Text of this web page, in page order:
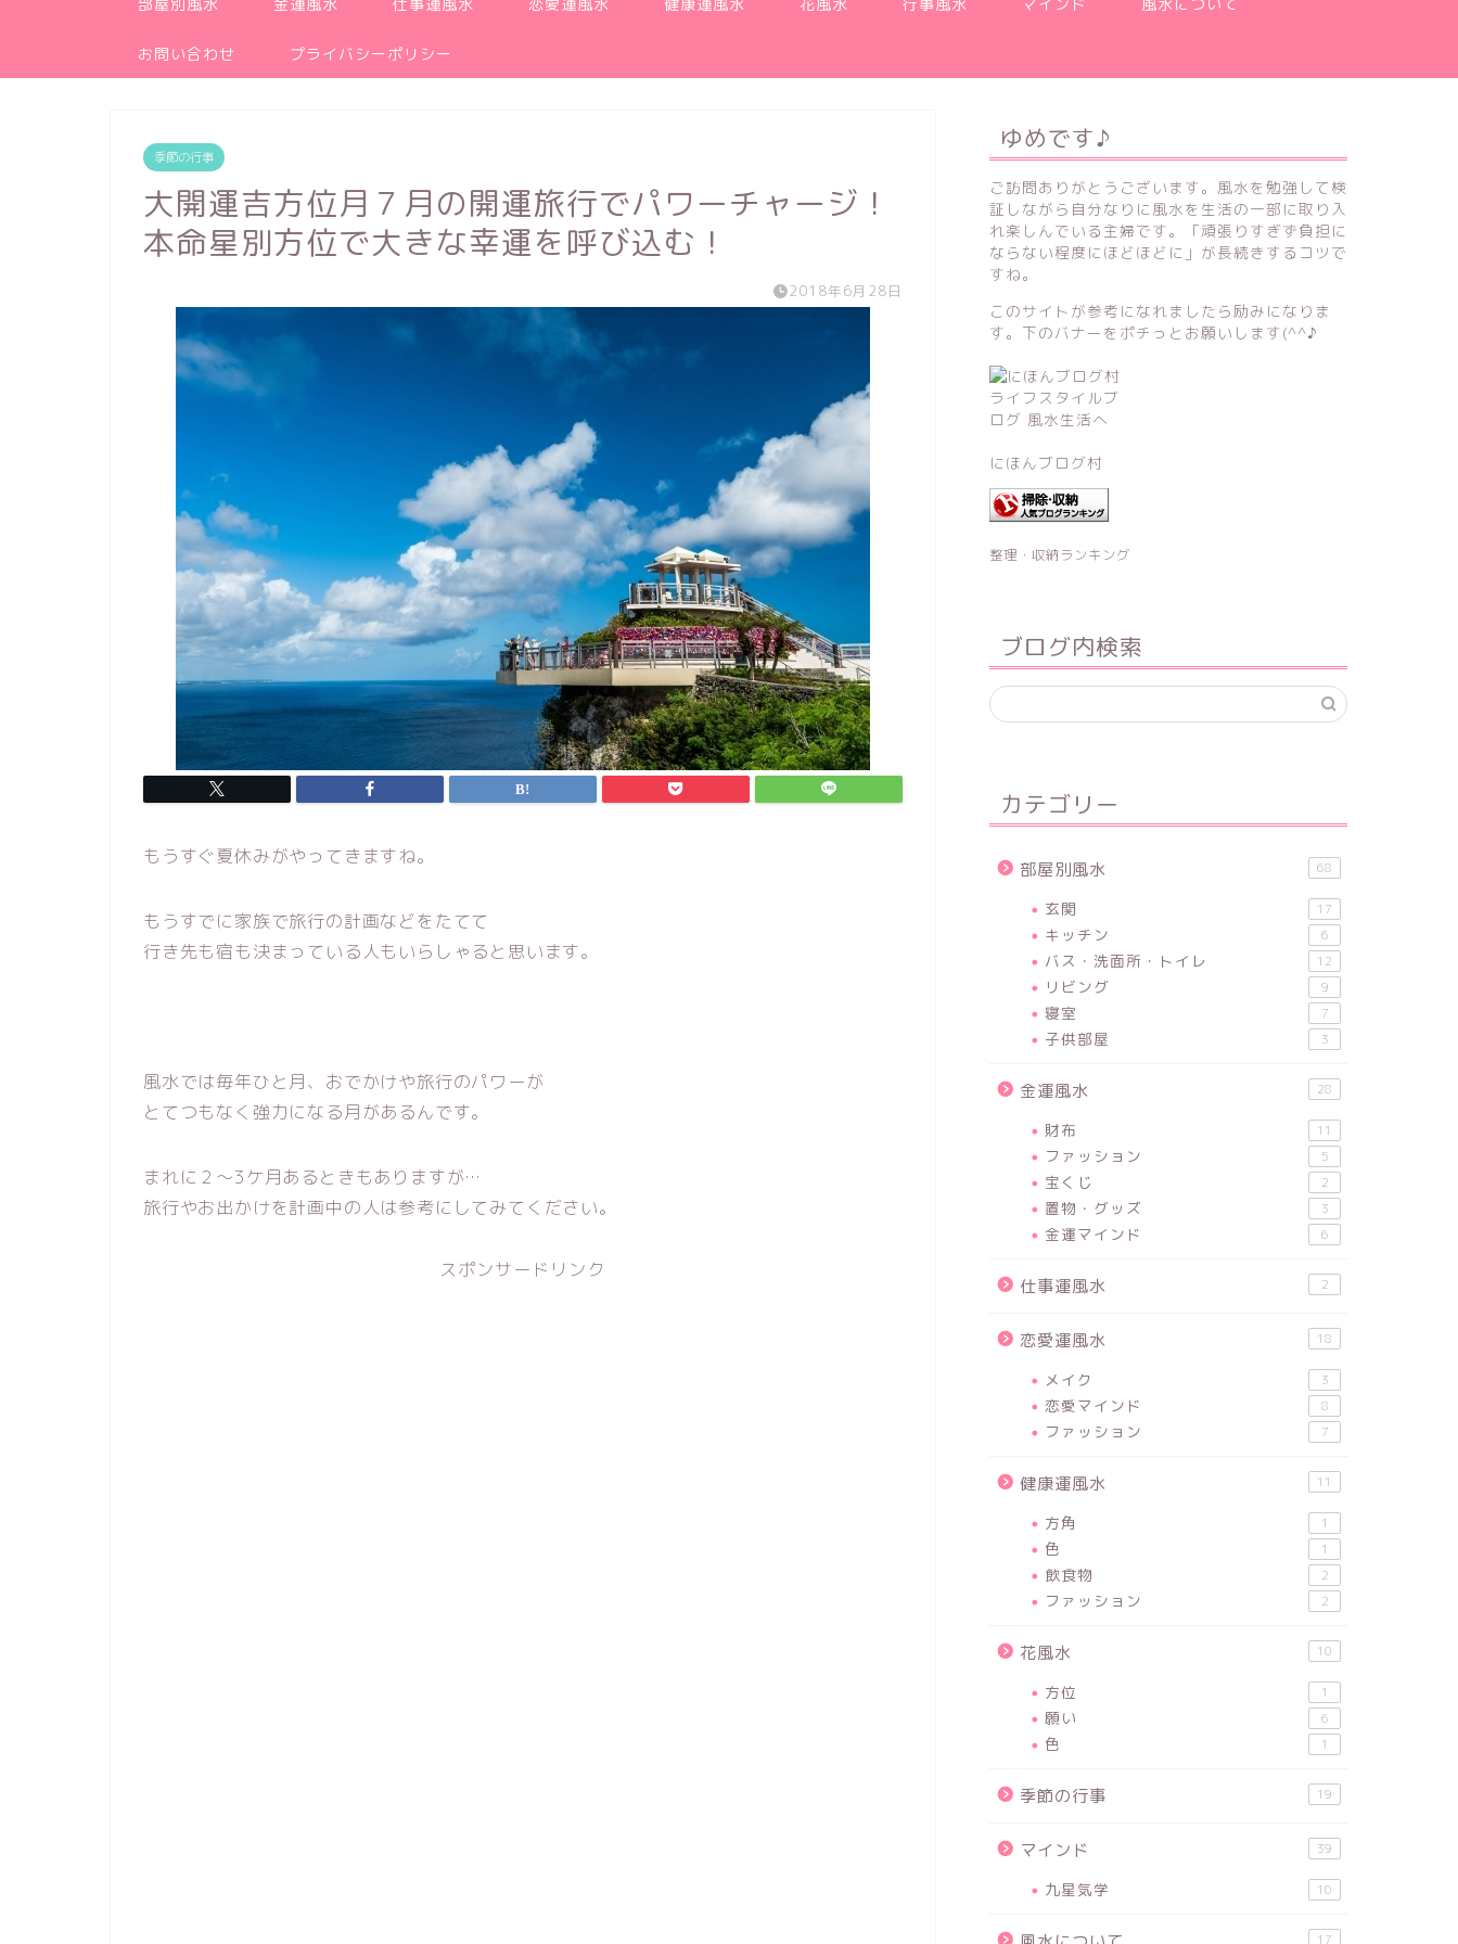
部屋別風水 金運風水 仕事運風水 恋愛運風水 健康運風水 花風水 行事風水 マインド 風水について
お問い合わせ プライバシーポリシー
季節の行事
大開運吉方位月７月の開運旅行でパワーチャージ！
本命星別方位で大きな幸運を呼び込む！
2018年6月28日
もうすぐ夏休みがやってきますね。
もうすでに家族で旅行の計画などをたてて
行き先も宿も決まっている人もいらしゃると思います。
風水では毎年ひと月、おでかけや旅行のパワーが
とてつもなく強力になる月があるんです。
まれに２～3ケ月あるときもありますが…
旅行やお出かけを計画中の人は参考にしてみてください。
スポンサードリンク
ゆめです♪
ご訪問ありがとうございます。風水を勉強して検
証しながら自分なりに風水を生活の一部に取り入
れ楽しんでいる主婦です。「頑張りすぎず負担に
ならない程度にほどほどに」が長続きするコツで
すね。
このサイトが参考になれましたら励みになりま
す。下のバナーをポチっとお願いします(^^♪
にほんブログ村
整理・収納ランキング
ブログ内検索
カテゴリー
部屋別風水 68
玄関 17
キッチン 6
バス・洗面所・トイレ 12
リビング 9
寝室 7
子供部屋 3
金運風水 28
財布 11
ファッション 5
宝くじ 2
置物・グッズ 3
金運マインド 6
仕事運風水 2
恋愛運風水 18
メイク 3
恋愛マインド 8
ファッション 7
健康運風水 11
方角 1
色 1
飲食物 2
ファッション 2
花風水 10
方位 1
願い 6
色 1
季節の行事 19
マインド 39
九星気学 10
17